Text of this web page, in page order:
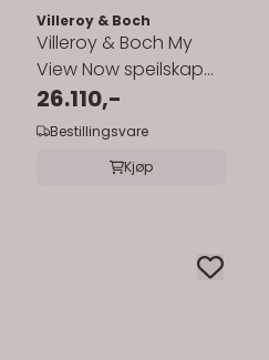
Villeroy & Boch
Villeroy & Boch My
View Now speilskap
60-160 cm med
belysning
26.110,-
Bestillingsvare
Kjøp